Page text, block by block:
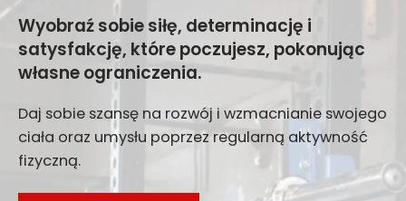
Wyobraź sobie siłę, determinację i
satysfakcję, które poczujesz, pokonując
własne ograniczenia.
Daj sobie szansę na rozwój i wzmacnianie swojego
ciała oraz umysłu poprzez regularną aktywność
fizyczną.